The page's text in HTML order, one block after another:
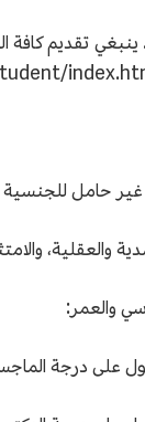
تقديم كافة
درجة الماجستير